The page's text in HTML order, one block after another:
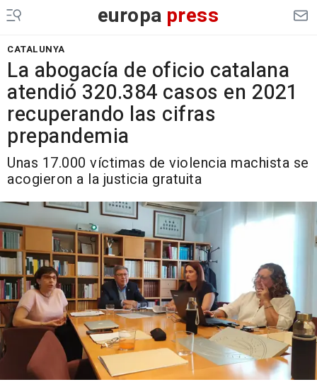
europa press
CATALUNYA
La abogacía de oficio catalana
atendió 320.384 casos en 2021
recuperando las cifras
prepandemia
Unas 17.000 víctimas de violencia machista se
acogieron a la justicia gratuita